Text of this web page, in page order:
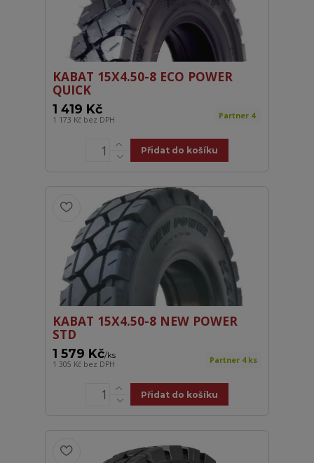
KABAT 15X4.50-8 ECO POWER
QUICK
1 419 Kč
1 173 Kč bez DPH Partner 4
Přidat do košíku
KABAT 15X4.50-8 NEW POWER
STD
1 579 Kč/ks
1 305 Kč bez DPH Partner 4 ks
Přidat do košíku